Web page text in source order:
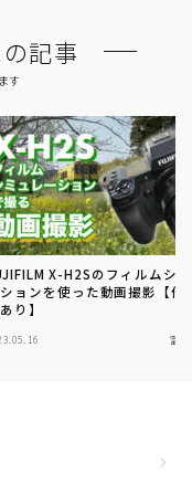
記事
す
X-H2Sのフィルムシ
ョンを使った動画撮影【作
り】
富士